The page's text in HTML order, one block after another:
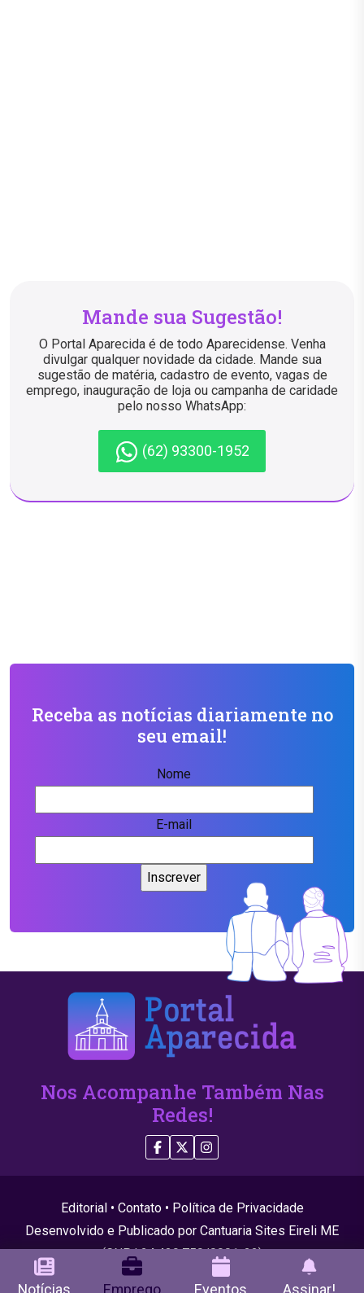
Mande sua Sugestão!
O Portal Aparecida é de todo Aparecidense. Venha
divulgar qualquer novidade da cidade. Mande sua
sugestão de matéria, cadastro de evento, vagas de
emprego, inauguração de loja ou campanha de caridade
pelo nosso WhatsApp:
(62) 93300-1952
Receba as notícias diariamente no
seu email!
Nome
E-mail
Nos Acompanhe Também Nas
Redes!
Editorial• Contato• Política de Privacidade
Desenvolvido e Publicado por Cantuaria Sites Eireli ME
(CNPJ 24.439.750/0001-22)
© 2026 Todos os direitos reservados
Notícias Emprego Eventos Assinar!